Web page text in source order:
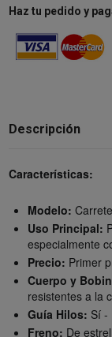
Haz tu pedido y
Descripción
Características:
Modelo:
Uso Principal:
especialmente
Precio: Primer
Cuerpo y
resistentes a la
Guía Hilos: Sí -
Freno: De